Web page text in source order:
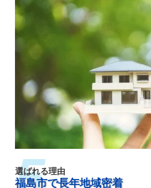
選ばれる理由
福島市で長年地域密着